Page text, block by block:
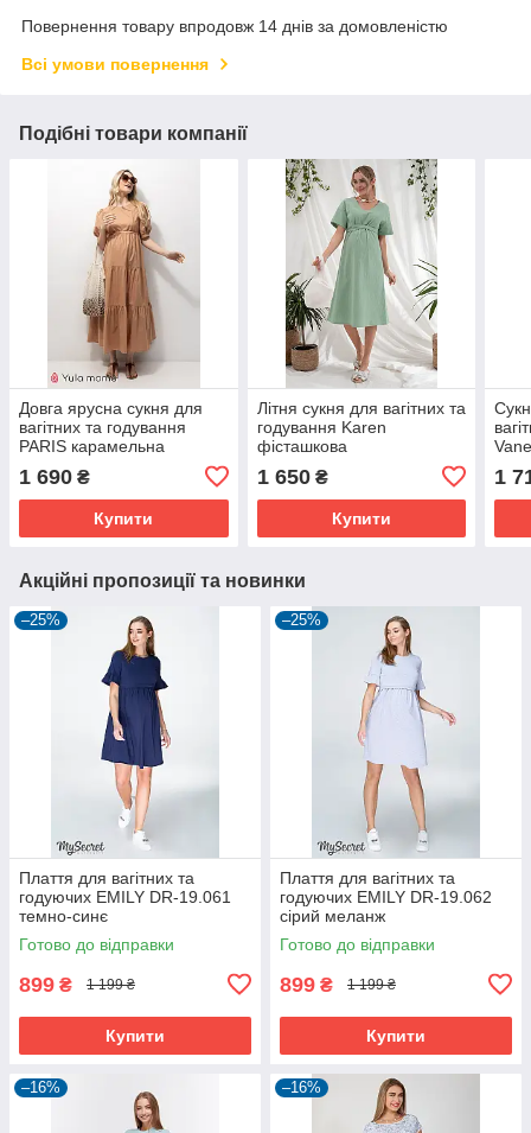
Повернення товару впродовж 14 днів за домовленістю
Всі умови повернення
Подібні товари компанії
Довга ярусна сукня для
вагітних та годування
PARIS карамельна
1 690 ₴
Купити
Літня сукня для вагітних та
годування Karen
фісташкова
1 650₴
Купити
1
Акційні пропозиції та новинки
–25%
Плаття для вагітних та
годуючих EMILY DR-19.061
темно-синє
Готово до відправки
899 ₴ 1 199 ₴
Купити
–25%
Плаття для вагітних та
годуючих EMILY DR-19.062
сірий меланж
Готово до відправки
899 ₴ 1 199 ₴
Купити
–16% –16%